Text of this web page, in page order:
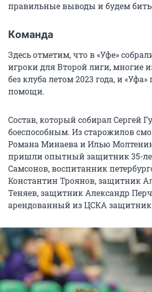
правильные выводы и будем
Команда
Здесь отметим, что в «Уфе»
игроки для Второй лиги, многие
без клуба летом 2023 года, и
помощи.
Состав, который собирал Сергей
боеспособным. Из старожилов
Романа Минаева и Илью
пришли опытный защитник 35-
Самсонов, воспитанник
Константин Троянов, защитник
Теняев, защитник Александр
арендованный из ЦСКА